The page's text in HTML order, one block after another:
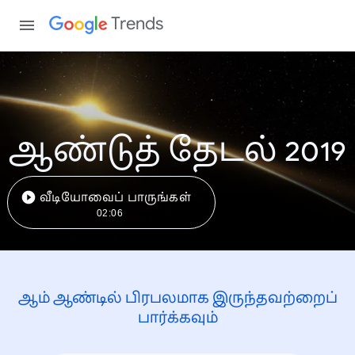
Trends
ஆண்டுத் தேடல் 2019
வீடியோவைப் பாருங்கள்
02:06
ஆம் ஆண்டில் பிரபலமாக இருந்தவற்றைப்
பார்க்கவும்